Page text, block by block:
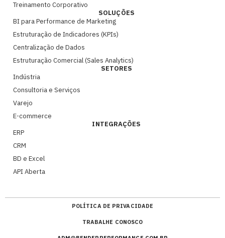
Treinamento Corporativo
SOLUÇÕES
BI para Performance de Marketing
Estruturação de Indicadores (KPIs)
Centralização de Dados
Estruturação Comercial (Sales Analytics)
SETORES
Indústria
Consultoria e Serviços
Varejo
E-commerce
INTEGRAÇÕES
ERP
CRM
BD e Excel
API Aberta
POLÍTICA DE PRIVACIDADE
TRABALHE CONOSCO